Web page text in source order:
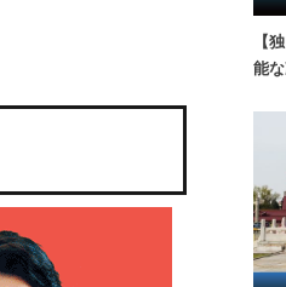
【
能